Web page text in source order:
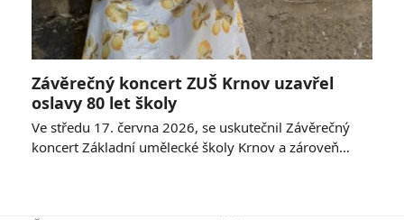
Závěrečný koncert ZUŠ Krnov uzavřel
oslavy 80 let školy
Ve středu 17. června 2026, se uskutečnil Závěrečný
koncert Základní umělecké školy Krnov a zároveň…